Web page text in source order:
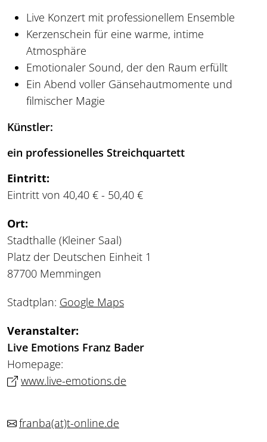
Live Konzert mit professionellem Ensemble
Kerzenschein für eine warme, intime
Atmosphäre
Emotionaler Sound, der den Raum erfüllt
Ein Abend voller Gänsehautmomente und
filmischer Magie
Künstler:
ein professionelles Streichquartett
Eintritt:
Eintritt von 40,40 € - 50,40 €
Ort:
Stadthalle (Kleiner Saal)
Platz der Deutschen Einheit 1
87700 Memmingen
Stadtplan: Google Maps
Veranstalter:
Live Emotions Franz Bader
Homepage:
www.live-emotions.de
franba(at)t-online.de